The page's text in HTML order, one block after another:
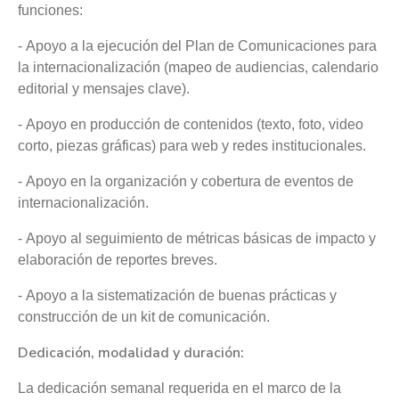
funciones:
- Apoyo a la ejecución del Plan de Comunicaciones para
la internacionalización (mapeo de audiencias, calendario
editorial y mensajes clave).
- Apoyo en producción de contenidos (texto, foto, video
corto, piezas gráficas) para web y redes institucionales.
- Apoyo en la organización y cobertura de eventos de
internacionalización.
- Apoyo al seguimiento de métricas básicas de impacto y
elaboración de reportes breves.
- Apoyo a la sistematización de buenas prácticas y
construcción de un kit de comunicación.
Dedicación, modalidad y duración:
La dedicación semanal requerida en el marco de la